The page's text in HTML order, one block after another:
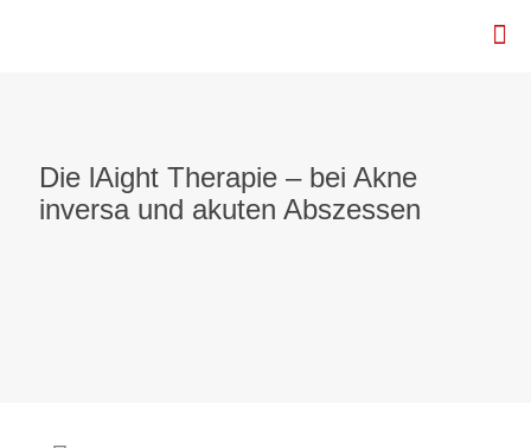
Die lAight Therapie – bei Akne
inversa und akuten Abszessen